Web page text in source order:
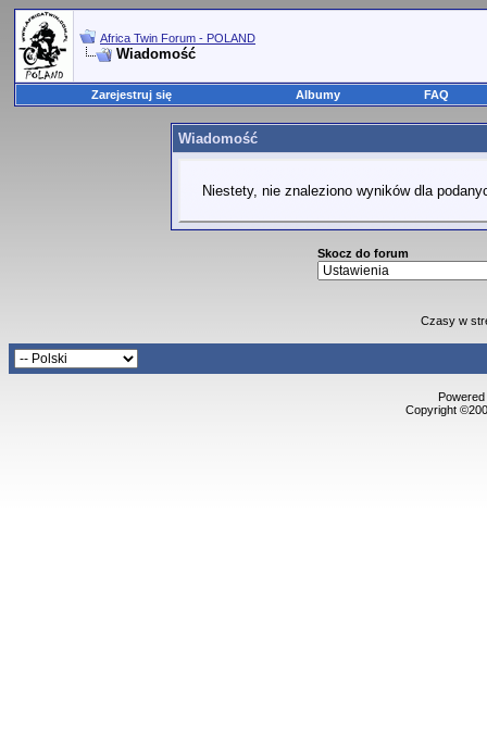
Africa Twin Forum - POLAND
Wiadomość
Zarejestruj się Albumy FAQ
Wiadomość
Niestety, nie znaleziono wyników dla
Skocz do forum
Czasy w
Copyright